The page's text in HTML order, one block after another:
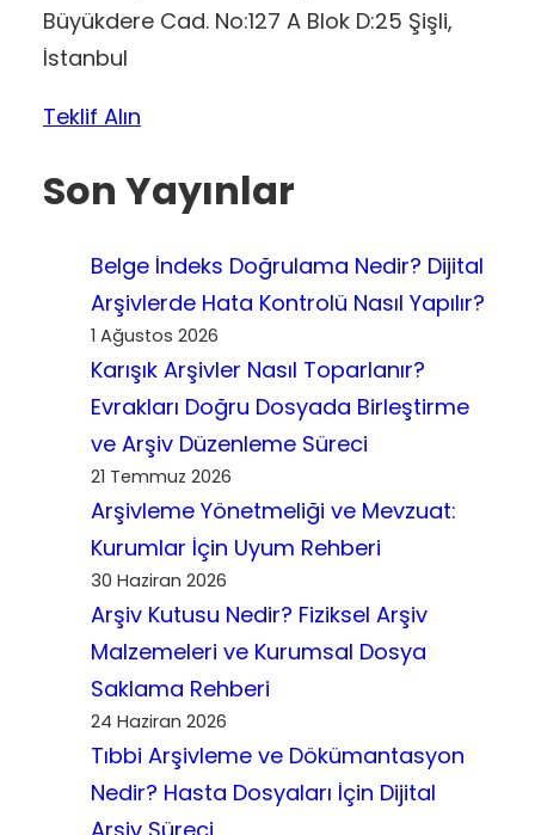
Büyükdere Cad. No:127 A Blok D:25 Şişli,
İstanbul
Teklif Alın
Son Yayınlar
Belge İndeks Doğrulama Nedir? Dijital
Arşivlerde Hata Kontrolü Nasıl Yapılır?
1 Ağustos 2026
Karışık Arşivler Nasıl Toparlanır?
Evrakları Doğru Dosyada Birleştirme
ve Arşiv Düzenleme Süreci
21 Temmuz 2026
Arşivleme Yönetmeliği ve Mevzuat:
Kurumlar İçin Uyum Rehberi
30 Haziran 2026
Arşiv Kutusu Nedir? Fiziksel Arşiv
Malzemeleri ve Kurumsal Dosya
Saklama Rehberi
24 Haziran 2026
Tıbbi Arşivleme ve Dökümantasyon
Nedir? Hasta Dosyaları İçin Dijital